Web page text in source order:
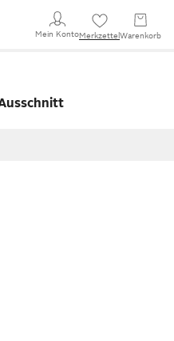
Mein KontoMerkzettel Warenkorb